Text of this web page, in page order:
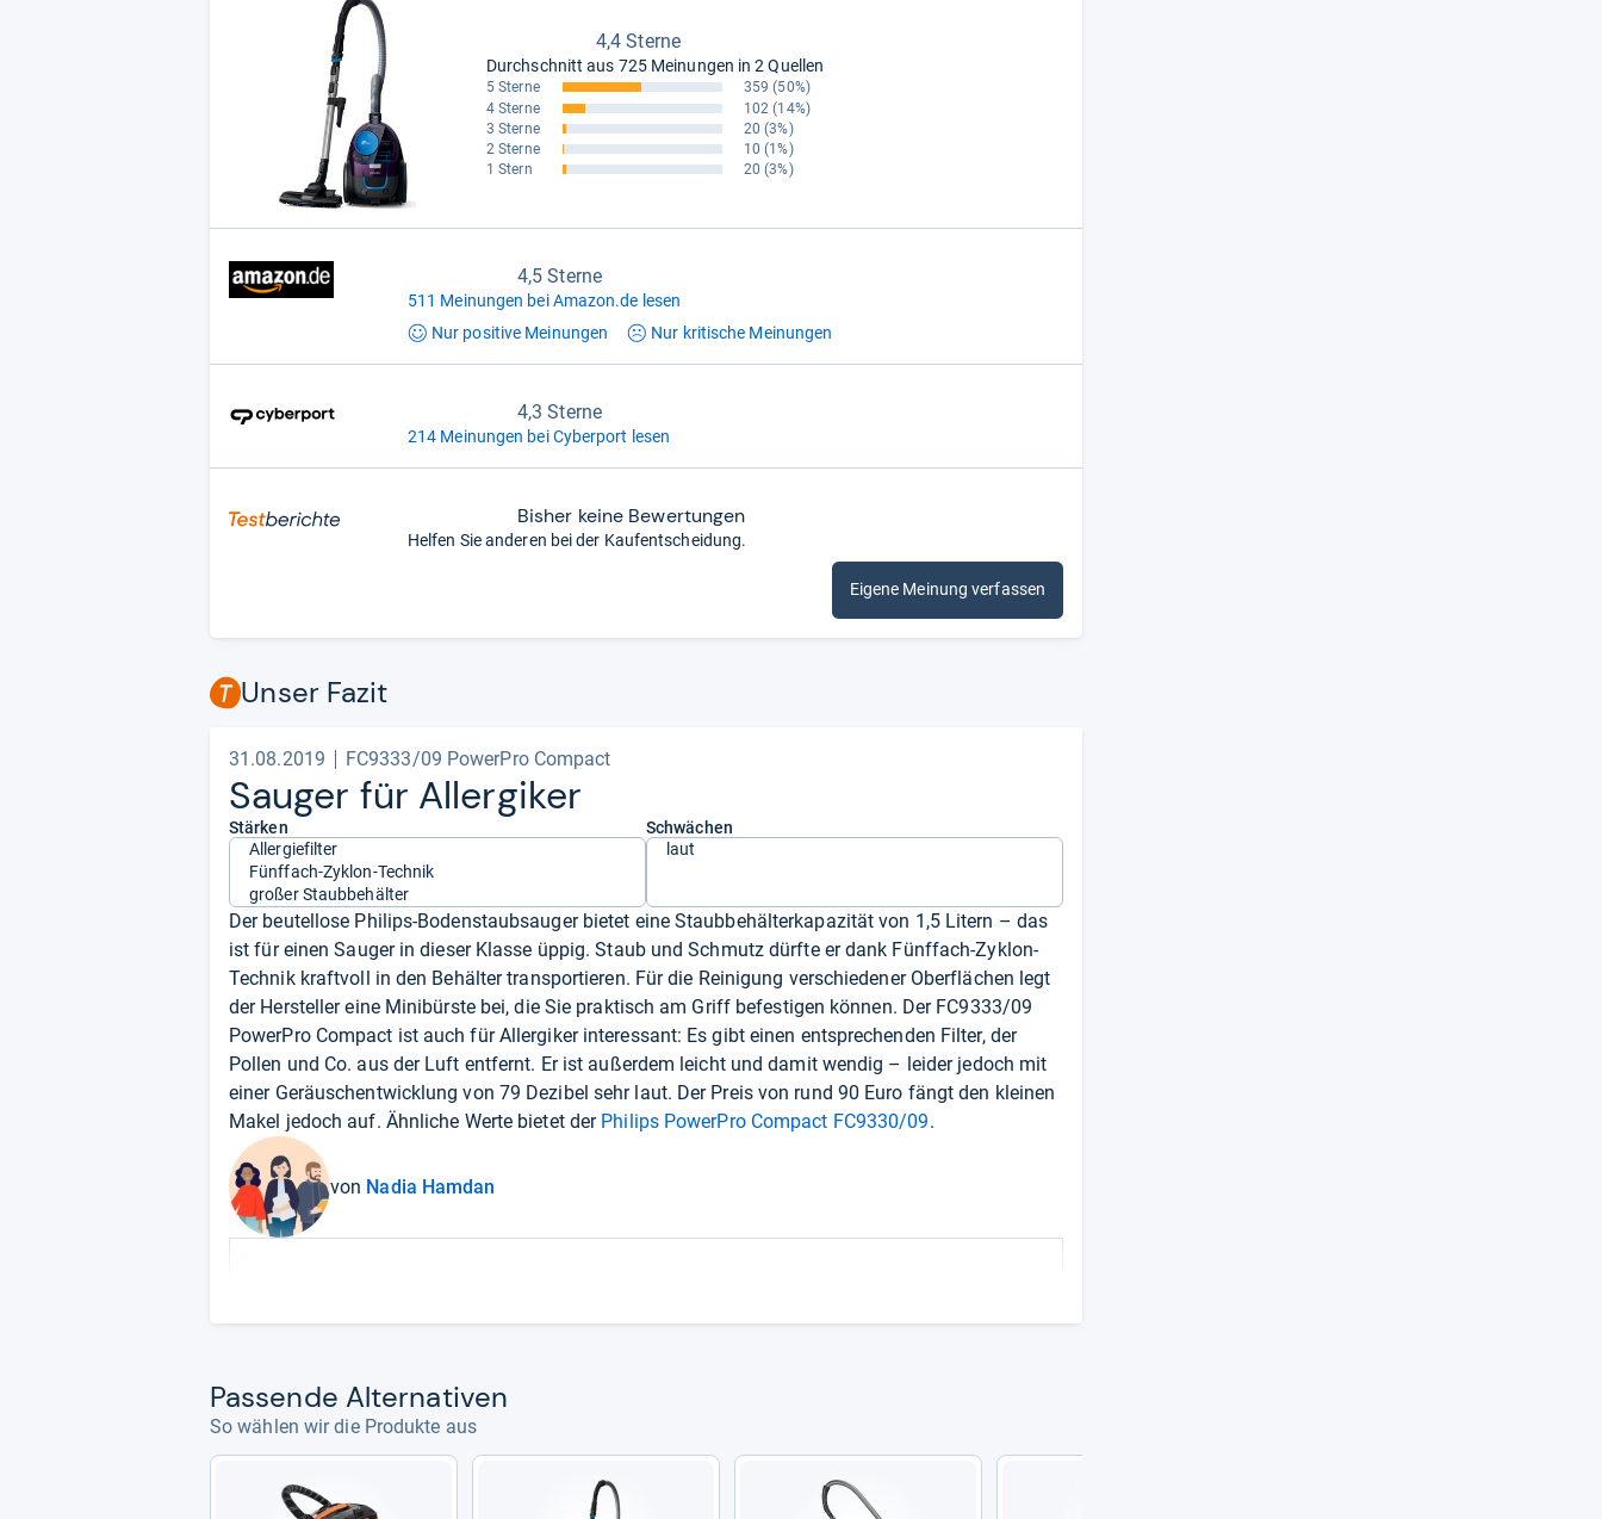
4,4 Sterne
Durchschnitt aus 725 Meinungen in 2 Quellen
5 Sterne 359 (50%)
4 Sterne
102 (14%)
3 Sterne
20 (3%)
2 Sterne
10 (1%)
1 Stern
20 (3%)
4,5 Sterne
511 Meinungen bei Amazon.de lesen
Nur positive Meinungen Nur kritische Meinungen
4,3 Sterne
214 Meinungen bei Cyberport lesen
Bisher keine Bewertungen
Helfen Sie anderen bei der Kaufentscheidung.
Eigene Meinung verfassen
Unser Fazit
31.08.2019 FC9333/09 PowerPro Compact
Sau­ger für All­er­gi­ker
Stärken
Allergiefilter
Fünffach-Zyklon-Technik
großer Staubbehälter
Schwächen
laut
Der beutellose Philips-Bodenstaubsauger bietet eine Staubbehälterkapazität von 1,5 Litern – das
ist für einen Sauger in dieser Klasse üppig. Staub und Schmutz dürfte er dank Fünffach-Zyklon-
Technik kraftvoll in den Behälter transportieren. Für die Reinigung verschiedener Oberflächen legt
der Hersteller eine Minibürste bei, die Sie praktisch am Griff befestigen können. Der FC9333/09
PowerPro Compact ist auch für Allergiker interessant: Es gibt einen entsprechenden Filter, der
Pollen und Co. aus der Luft entfernt. Er ist außerdem leicht und damit wendig – leider jedoch mit
einer Geräuschentwicklung von 79 Dezibel sehr laut. Der Preis von rund 90 Euro fängt den kleinen
Makel jedoch auf. Ähnliche Werte bietet der Philips PowerPro Compact FC9330/09.
von Nadia Hamdan
Pas­sende Alter­na­ti­ven
So wählen wir die Produkte aus